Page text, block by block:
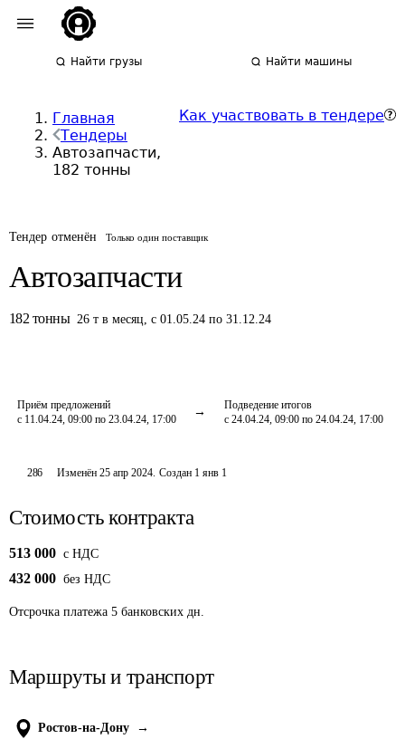
Найти грузы Найти машины
Главная
Тендеры
Автозапчасти,
182 тонны
Как участвовать в тендере
Тендер отменён Только один поставщик
Автозапчасти
182 тонны 26 т в месяц,с 01.05.24 по 31.12.24
Приём предложений
с 11.04.24, 09:00 по 23.04.24, 17:00
Подведение итогов
с 24.04.24, 09:00 по 24.04.24, 17:00
286 Изменён25 апр 2024. Создан 1 янв 1
Стоимость контракта
513 000 c НДС
432 000 без НДС
Отсрочка платежа 5 банковских дн.
Маршруты и транспорт
Ростов-на-Дону →